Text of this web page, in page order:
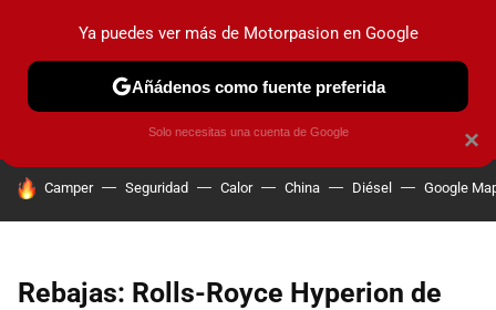
PRUEBAS COCHES ELÉCTRICOS OBSERVATORIO
HOY SE HABLA DE
Camper Seguridad Calor China Diésel Google
Rebajas: Rolls-Royce Hyperion de
×
Ya puedes ver más de Motorpasion en Google
Añádenos como fuente preferida
Solo necesitas una cuenta de Google